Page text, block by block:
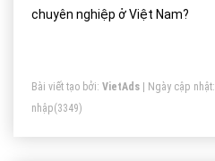
chuyên nghiệp ở Việt Nam?
Bài viết tạo bởi: VietAds | Ngày cập nhật:
nhập(3349)